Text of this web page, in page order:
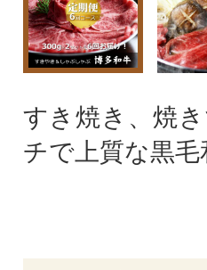
すき焼き、焼
チで上質な黒毛